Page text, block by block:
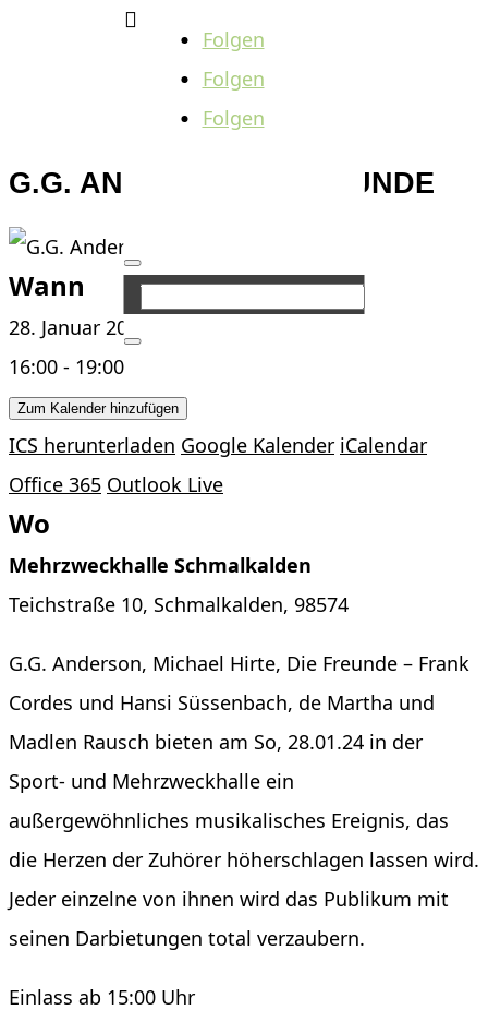

Folgen
Folgen
Folgen
G.G. ANDERSON & FREUNDE
Wann
28. Januar 2024
16:00 - 19:00
Zum Kalender hinzufügen
ICS herunterladen Google Kalender iCalendar
Office 365 Outlook Live
Wo
Mehrzweckhalle Schmalkalden
Teichstraße 10, Schmalkalden, 98574
G.G. Anderson, Michael Hirte, Die Freunde – Frank
Cordes und Hansi Süssenbach, de Martha und
Madlen Rausch bieten am So, 28.01.24 in der
Sport- und Mehrzweckhalle ein
außergewöhnliches musikalisches Ereignis, das
die Herzen der Zuhörer höherschlagen lassen wird.
Jeder einzelne von ihnen wird das Publikum mit
seinen Darbietungen total verzaubern.
Einlass ab 15:00 Uhr